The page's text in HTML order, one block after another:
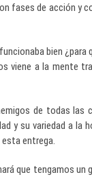
fases de acción y
bien ¿para
viene a la mente
de todas las
y su variedad a la
entrega.
que tengamos un